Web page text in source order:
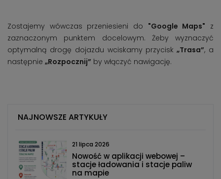
Zostajemy wówczas przeniesieni do "Google Maps" z
zaznaczonym punktem docelowym. Żeby wyznaczyć
optymalną drogę dojazdu wciskamy przycisk „Trasa”, a
następnie „Rozpocznij” by włączyć nawigację.
NAJNOWSZE ARTYKUŁY
21 lipca 2026
Nowość w aplikacji webowej –
stacje ładowania i stacje paliw
na mapie